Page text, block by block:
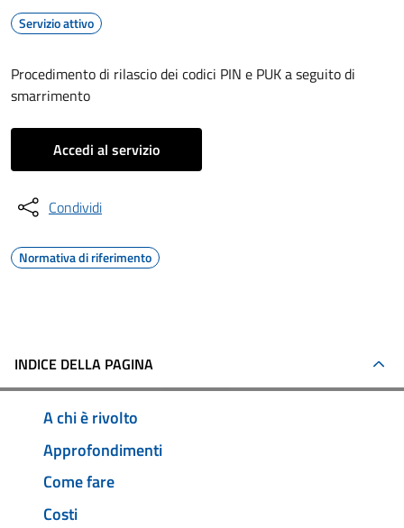
Servizio attivo
Procedimento di rilascio dei codici PIN e PUK a seguito di
smarrimento
Accedi al servizio
Condividi
Normativa di riferimento
INDICE DELLA PAGINA
A chi è rivolto
Approfondimenti
Come fare
Costi